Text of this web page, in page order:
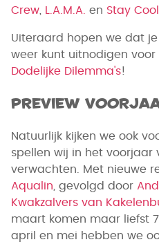
Crew
L.A.M.A. en Stay Cool
Uiteraard hopen we dat je
weer kunt uitnodigen voor
Dodelijke Dilemma's!
Preview
Natuurlijk kijken we ook
spellen wij in het voorjaar
verwachten. Met nieuwe
Aqualin , gevolgd door
Kwakzalvers van
maart komen maar liefst
april en mei hebben we